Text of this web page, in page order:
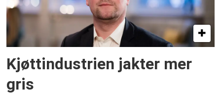
Kjøttindustrien jakter mer
gris